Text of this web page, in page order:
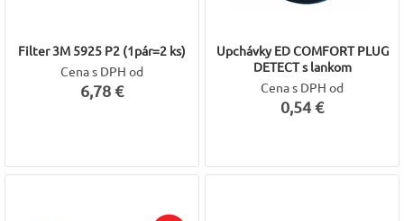
Filter 3M 5925 P2 (1pár=2 ks)
Cena s DPH od
6,78 €
Upchávky ED COMFORT PLUG
DETECT s lankom
Cena s DPH od
0,54 €